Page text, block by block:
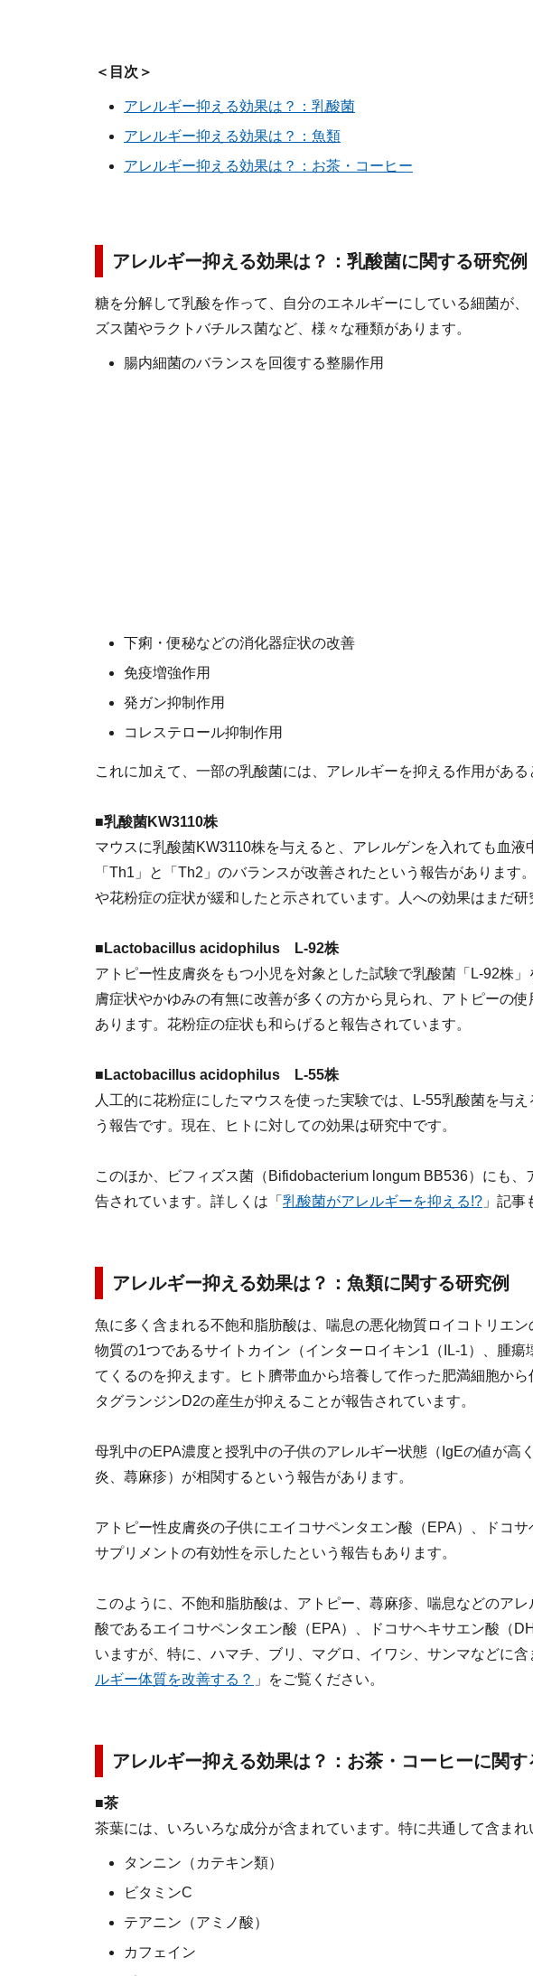
＜目次＞
アレルギー抑える効果は？：乳酸菌
アレルギー抑える効果は？
：魚類
アレルギー抑える効果は？ ：お茶・コーヒー
アレルギー抑える効果は？：乳酸菌に関する研究例
糖を分解して乳酸を作って、自分のエネルギーにしている細菌が
ズス菌やラクトバチルス菌など、様々な種類があります。
腸内細菌のバランスを回復する整腸作用
下痢・便秘などの消化器症状の改善
免疫増強作用
発ガン抑制作用
コレステロール抑制作用
これに加えて、一部の乳酸菌には、アレルギーを抑える作用がある
■乳酸菌KW3110株
マウスに乳酸菌KW3110株を与えると、アレルゲンを入れても血液
「Th1」と「Th2」のバランスが改善されたという報告があります
や花粉症の症状が緩和したと示されています。人への効果はまだ研
■Lactobacillus acidophilus L-92株
アトピー性皮膚炎をもつ小児を対象とした試験で乳酸菌「L-92株
膚症状やかゆみの有無に改善が多くの方から見られ、アトピーの
あります。花粉症の症状も和らげると報告されています。
■Lactobacillus acidophilus L-55株
人工的に花粉症にしたマウスを使った実験では、L-55乳酸菌を与
う報告です。現在、ヒトに対しての効果は研究中です。
このほか、ビフィズス菌（Bifidobacterium longum BB536）にも、
告されています。詳しくは「 乳酸菌がアレルギーを抑える!? 」記事
アレルギー抑える効果は？：魚類に関する研究例
魚に多く含まれる不飽和脂肪酸は、喘息の悪化物質ロイコトリエ
物質の1つであるサイトカイン（インターロイキン1（IL-1）、腫
てくるのを抑えます。ヒト臍帯血から培養して作った肥満細胞か
タグランジンD2の産生が抑えることが報告されています。
母乳中のEPA濃度と授乳中の子供のアレルギー状態（IgEの値が高
炎、蕁麻疹）が相関するという報告があります。
アトピー性皮膚炎の子供にエイコサペンタエン酸（EPA）、ドコ
サプリメントの有効性を示したという報告もあります。
このように、不飽和脂肪酸は、アトピー、蕁麻疹、喘息などのア
酸であるエイコサペンタエン酸（EPA）、ドコサヘキサエン酸（
いますが、特に、ハマチ、ブリ、マグロ、イワシ、サンマなどに含
ルギー体質を改善する？ 」をご覧ください。
アレルギー抑える効果は？：お茶・コーヒーに関す
■茶
茶葉には、いろいろな成分が含まれています。特に共通して含まれ
タンニン（カテキン類）
ビタミンC
テアニン（アミノ酸）
カフェイン